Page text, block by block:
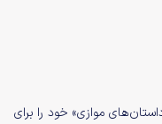
موازی» خود را برای